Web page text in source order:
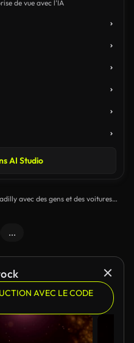
de vue avec l’IA
AI Studio
avec des gens et des voitures
...
AVEC LE CODE